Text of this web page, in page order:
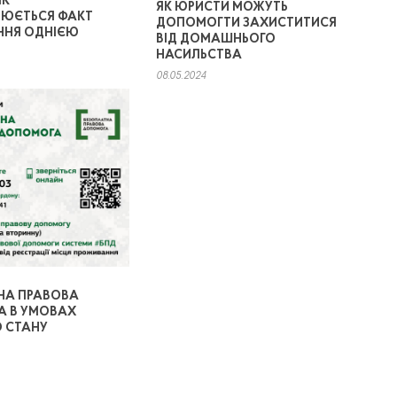
ФАКТ
ОДНІЄЮ
ЯК ЮРИСТИ МОЖУТЬ
ДОПОМОГТИ ЗАХИСТИТИСЯ
ВІД ДОМАШНЬОГО
НАСИЛЬСТВА
08.05.2024
ПРАВОВА
В УМОВАХ
СТАНУ